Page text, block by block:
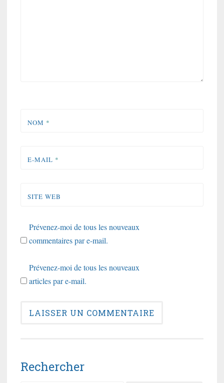
NOM *
E-MAIL *
SITE WEB
Prévenez-moi de tous les nouveaux
commentaires par e-mail.
Prévenez-moi de tous les nouveaux
articles par e-mail.
Rechercher